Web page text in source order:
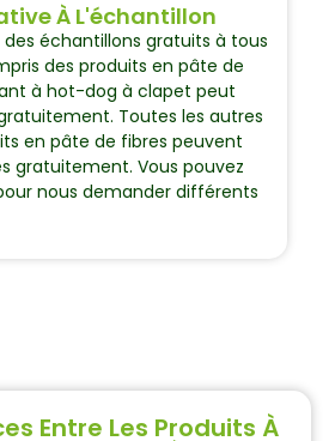
À L'échantillon
des échantillons gratuits à tous
des produits en pâte de
à hot-dog à clapet peut
Toutes les autres
en pâte de fibres peuvent
gratuitement. Vous pouvez
nous demander différents
Entre Les Produits À